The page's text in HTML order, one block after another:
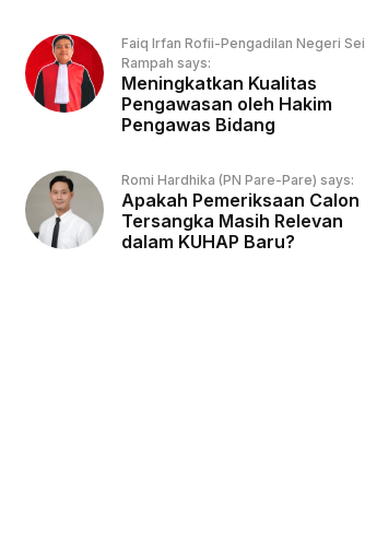
Faiq Irfan Rofii-Pengadilan Negeri Sei
Rampah says:
Meningkatkan Kualitas
Pengawasan oleh Hakim
Pengawas Bidang
Romi Hardhika (PN Pare-Pare) says:
Apakah Pemeriksaan Calon
Tersangka Masih Relevan
dalam KUHAP Baru?